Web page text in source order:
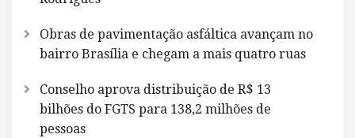
Obras de pavimentação asfáltica avançam no
bairro Brasília e chegam a mais quatro ruas
Conselho aprova distribuição de R$ 13
bilhões do FGTS para 138,2 milhões de
pessoas